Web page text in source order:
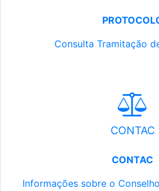
Consulta Tramitação
CONTAC
CONTAC
Informações sobre o